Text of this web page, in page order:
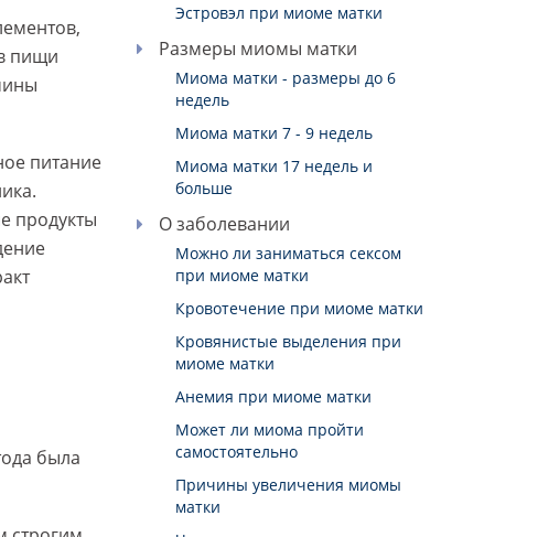
пищи
питание
продукты
была
Эстровэл при миоме матки
Размеры миомы матки
Миома матки - размеры до 6
недель
Миома матки 7 - 9 недель
Миома матки 17 недель и
больше
О заболевании
Можно ли заниматься сексом
при миоме матки
Кровотечение при миоме матки
Кровянистые выделения при
миоме матки
Анемия при миоме матки
Может ли миома пройти
самостоятельно
Причины увеличения миомы
матки